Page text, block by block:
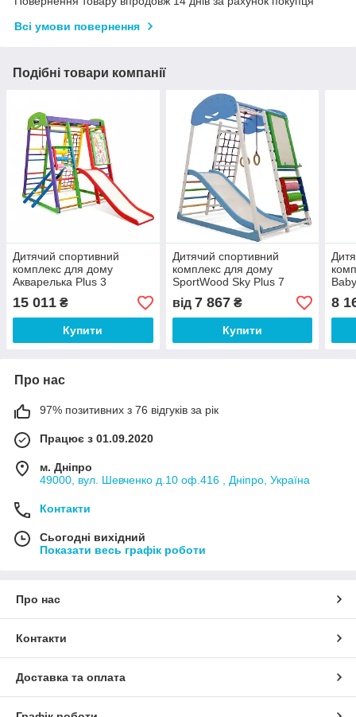
Всі умови повернення
Подібні товари компанії
Дитячий спортивний
комплекс для дому
Акварелька Plus 3
натуральне дерево,
покриття Різнобарвне (ТМ
SportBaby)
15 011 ₴
Купити
Дитячий спортивний
комплекс для дому
SportWood Sky Plus 7
натуральне дерево,
покриття Кольорове (ТМ
SportBaby)
від 7 867₴
Купити
8
Про нас
97% позитивних з 76 відгуків за рік
Працює з 01.09.2020
м. Дніпро
49000, вул. Шевченко д.10 оф.416 , Дніпро, Україна
Контакти
Сьогодні вихідний
Показати весь графік роботи
Про нас
Контакти
Доставка та оплата